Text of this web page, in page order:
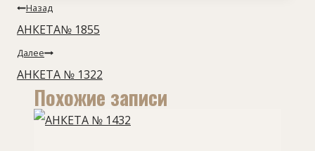
Навигация
по
записям
Назад
АНКЕТА№ 1855
Далее
АНКЕТА № 1322
Похожие записи